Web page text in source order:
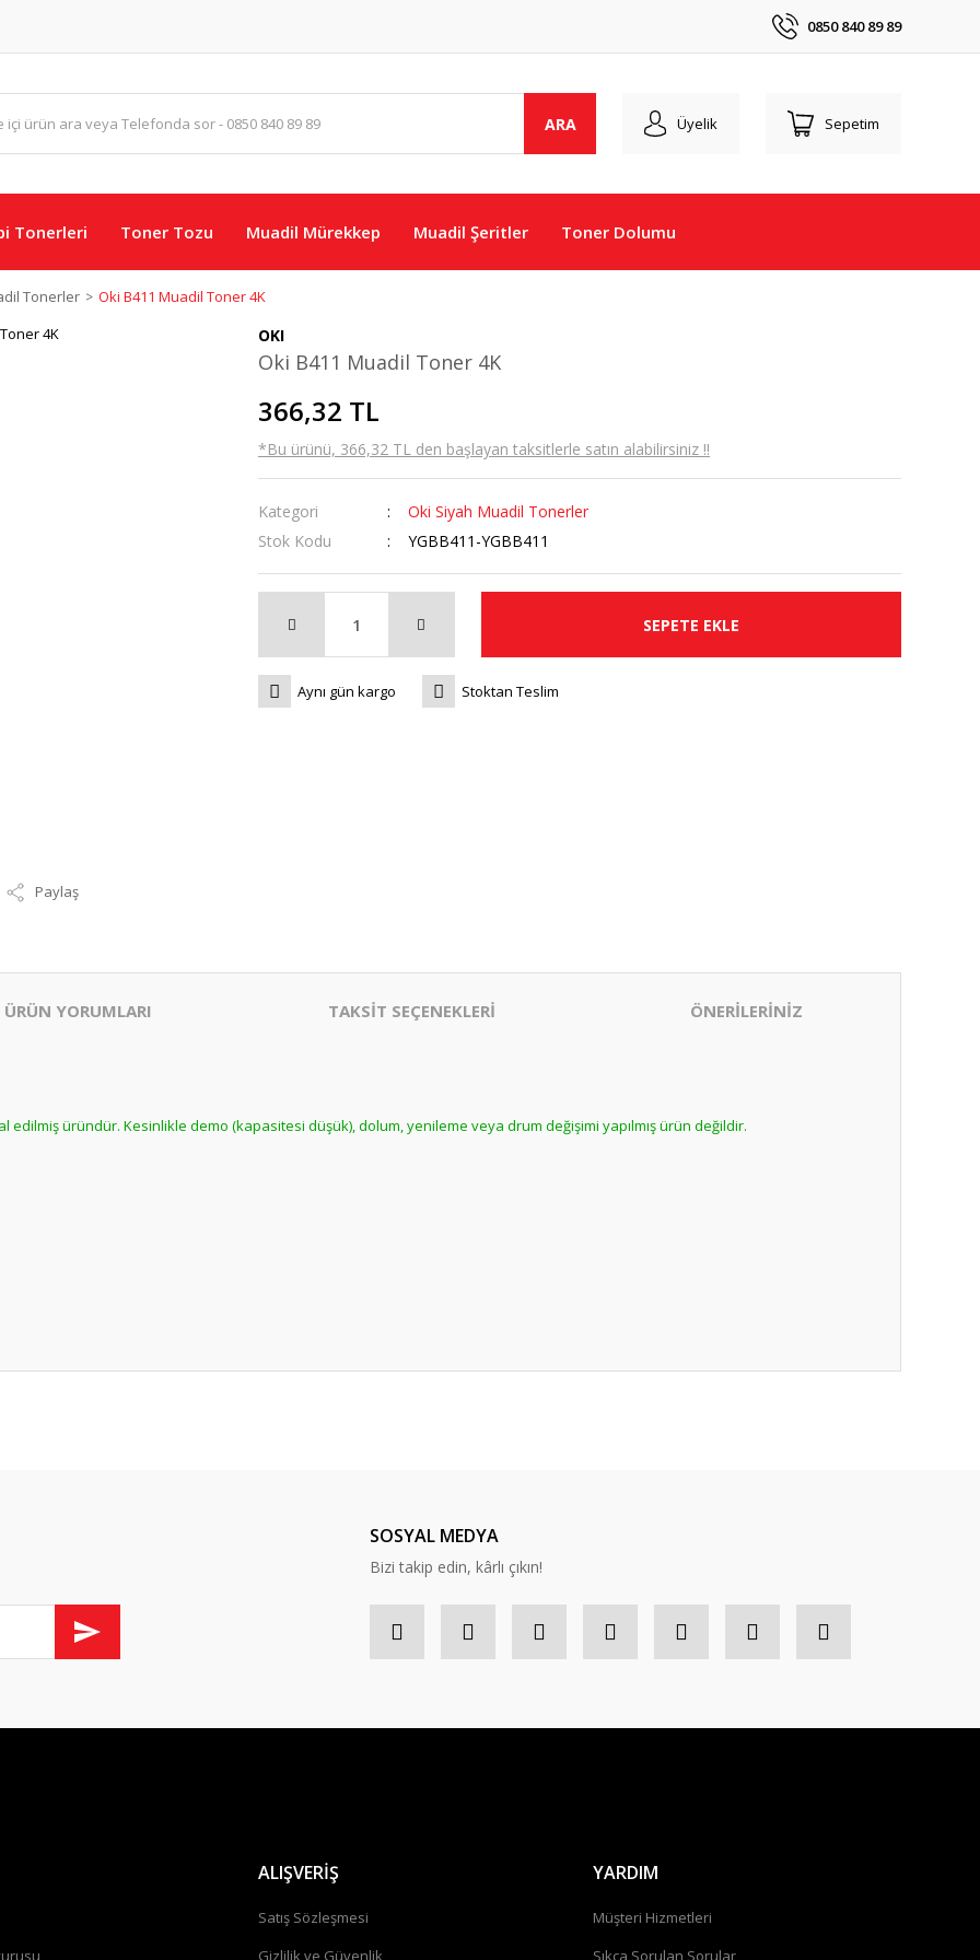
0850 840 89 89
ARA Üyelik Sepetim
Tonerleri Toner Tozu Muadil Mürekkep Muadil Şeritler Toner Dolumu
Tonerler Oki B411 Muadil Toner 4K
Paylaş
OKI
Oki B411 Muadil Toner 4K
366,32 TL
*Bu ürünü, 366,32 TL den başlayan taksitlerle satın alabilirsiniz !!
Kategori
Oki Siyah Muadil Tonerler
Stok Kodu
YGBB411-YGBB411
SEPETE EKLE
Aynı gün kargo Stoktan Teslim
ÜRÜN YORUMLARI TAKSİT SEÇENEKLERİ ÖNERİLERİNİZ
edilmiş üründür. Kesinlikle demo (kapasitesi düşük), dolum, yenileme veya drum değişimi yapılmış ürün değildir.
SOSYAL MEDYA
Bizi takip edin, kârlı çıkın!
ALIŞVERİŞ
Satış Sözleşmesi
Gizlilik ve Güvenlik
YARDIM
Müşteri Hizmetleri
Sıkça Sorulan Sorular